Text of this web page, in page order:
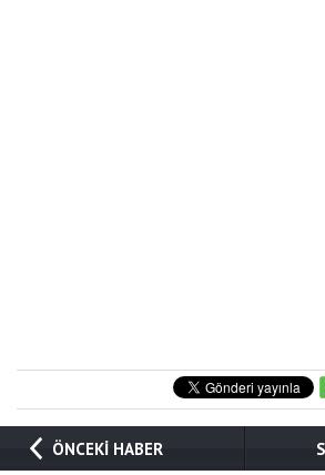
ÖNCEKİ HABER